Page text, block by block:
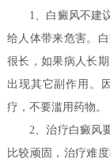
1、白癜风不建议
给人体带来危害。
很长，如果病人长
出现其它副作用。
疗，不要滥用药物。
2、治疗白癜风要
比较顽固，治疗难